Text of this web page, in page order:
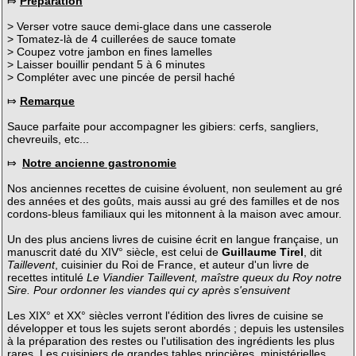
> Verser votre sauce demi-glace dans une casserole
> Tomatez-là de 4 cuillerées de sauce tomate
> Coupez votre jambon en fines lamelles
> Laisser bouillir pendant 5 à 6 minutes
> Compléter avec une pincée de persil haché
⤇ Remarque
Sauce parfaite pour accompagner les gibiers: cerfs, sangliers,
chevreuils, etc...
⤇ Notre ancienne gastronomie
Nos anciennes recettes de cuisine évoluent, non seulement au gré
des années et des goûts, mais aussi au gré des familles et de nos
cordons-bleus familiaux qui les mitonnent à la maison avec amour.
Un des plus anciens livres de cuisine écrit en langue française, un
manuscrit daté du XIV° siècle, est celui de Guillaume Tirel, dit
Taillevent, cuisinier du Roi de France, et auteur d'un livre de
recettes intitulé Le Viandier Taillevent, maîstre queux du Roy notre
Sire. Pour ordonner les viandes qui cy après s'ensuivent
Les XIX° et XX° siècles verront l'édition des livres de cuisine se
développer et tous les sujets seront abordés ; depuis les ustensiles
à la préparation des restes ou l'utilisation des ingrédients les plus